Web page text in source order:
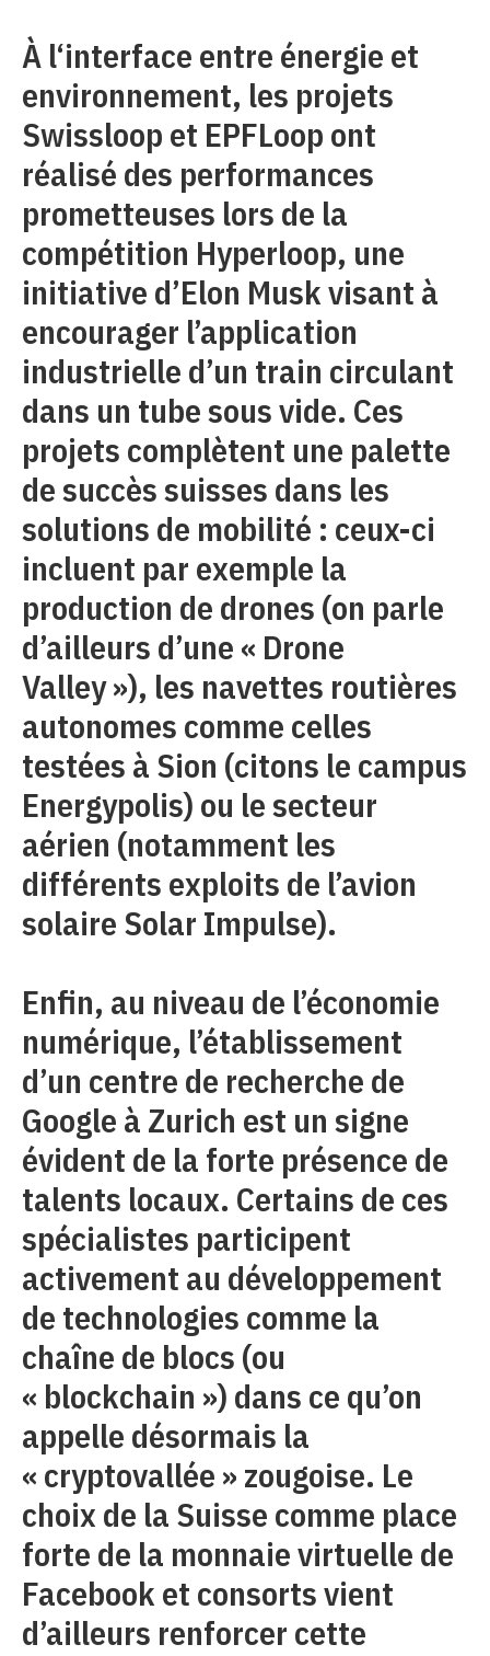
À l‘interface entre énergie et
environnement, les projets
Swissloop et EPFLoop ont
réalisé des performances
prometteuses lors de la
compétition Hyperloop, une
initiative d’Elon Musk visant à
encourager l’application
industrielle d’un train circulant
dans un tube sous vide. Ces
projets complètent une palette
de succès suisses dans les
solutions de mobilité : ceux-ci
incluent par exemple la
production de drones (on parle
d’ailleurs d’une « Drone
Valley »), les navettes routières
autonomes comme celles
testées à Sion (citons le campus
Energypolis) ou le secteur
aérien (notamment les
différents exploits de l’avion
solaire Solar Impulse).
Enfin, au niveau de l’économie
numérique, l’établissement
d’un centre de recherche de
Google à Zurich est un signe
évident de la forte présence de
talents locaux. Certains de ces
spécialistes participent
activement au développement
de technologies comme la
chaîne de blocs (ou
« blockchain ») dans ce qu’on
appelle désormais la
« cryptovallée » zougoise. Le
choix de la Suisse comme place
forte de la monnaie virtuelle de
Facebook et consorts vient
d’ailleurs renforcer cette